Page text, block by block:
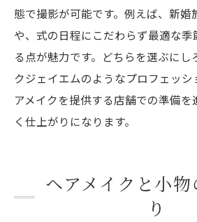
態で撮影が可能です。例えば、新婚
や、式の日程にこだわらず最適な季
る点が魅力です。どちらを選ぶにし
クジェイエムのようなプロフェッ
アメイクを提供する店舗での準備を
く仕上がりになります。
ヘアメイクと小
り